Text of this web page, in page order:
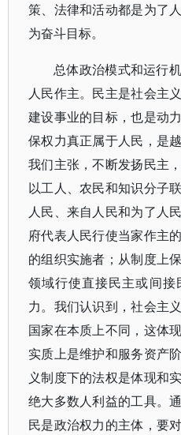
策、法律和活动都是为了
为奋斗目标。
总体政治模式和运行
人民作主。民主是社会主
建设事业的目标，也是动
保权力真正属于人民，是
我们主张，不断发扬民主
以工人、农民和知识分子
人民、来自人民和为了人
府代表人民行使当家作主
的组织实施者；从制度上
领域行使直接民主或间
力。我们认识到，社会主
国家在本质上不同，这体
实质上是维护和服务资产
义制度下的法权是体现和
绝大多数人利益的工具。
民是政治权力的主体，要